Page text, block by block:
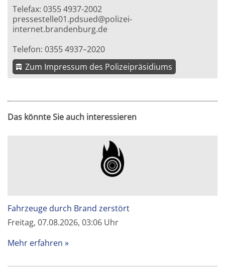
Telefax: 0355 4937-2002
pressestelle01.pdsued@polizei-
internet.brandenburg.de
Telefon: 0355 4937–2020
Zum Impressum des Polizeipräsidiums
Das könnte Sie auch interessieren
Fahrzeuge durch Brand zerstört
Freitag, 07.08.2026, 03:06 Uhr
Mehr erfahren